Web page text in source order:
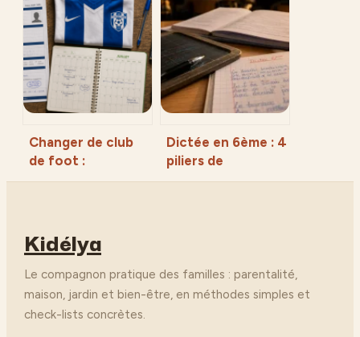
d’histoire pour
ancrer votre
enfant dans la
force nordique
pour choisir une
poupée réaliste et
durable
Changer de club
de foot :
procédures, délais
de votre enfant
Dictée en 6ème : 4
piliers de
progression et
Kidélya
Le compagnon pratique des familles : parentalité,
maison, jardin et bien-être, en méthodes simples et
check-lists concrètes.